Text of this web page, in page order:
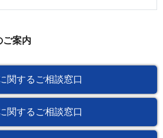
ご案内
関するご相談窓口
関するご相談窓口